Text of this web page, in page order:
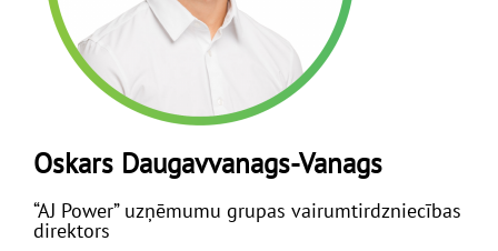
Oskars Daugavvanags-Vanags
“AJ Power” uzņēmumu grupas vairumtirdzniecības
direktors